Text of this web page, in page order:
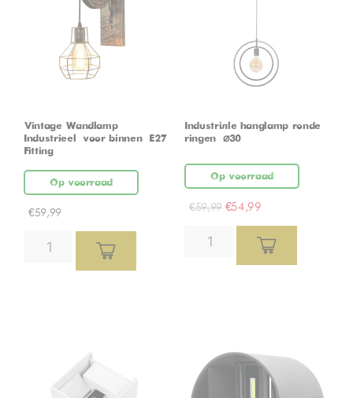
Vintage Wandlamp –
Industrieel – voor binnen – E27
Fitting
Op voorraad
€59,99
Industriële hanglamp ronde
ringen – ⌀30
Op voorraad
€59,99 €54,99